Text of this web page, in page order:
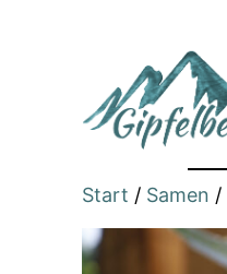
Start / Samen /